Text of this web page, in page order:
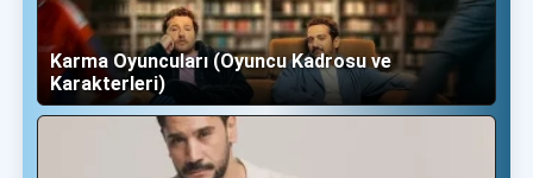
Karma Oyuncuları (Oyuncu Kadrosu ve
Karakterleri)